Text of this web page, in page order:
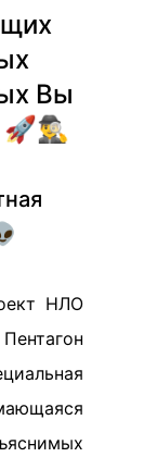
Вы
🚀🕵️‍♂️
НЛО